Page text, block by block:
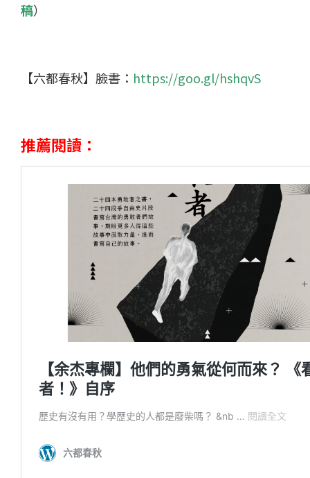
稿）
【六都春秋】臉書： https://goo.gl/hshqvS
推薦閱讀：